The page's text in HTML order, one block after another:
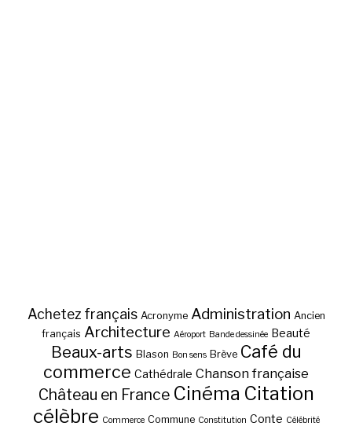
Achetez français Acronyme Administration Ancien
français Architecture Aéroport Bande dessinée Beauté
Beaux-arts Blason Bon sens Brève Café du
commerce Cathédrale Chanson française
Château en France Cinéma Citation
célèbre Commerce Commune Constitution Conte Célébrité